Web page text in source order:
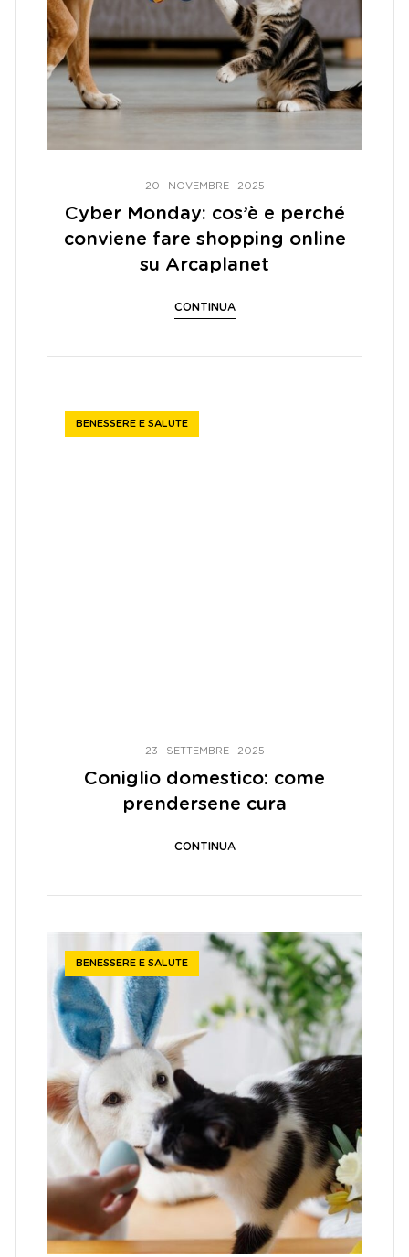
20 · NOVEMBRE · 2025
Cyber Monday: cos’è e perché
conviene fare shopping online
su Arcaplanet
CONTINUA
BENESSERE E SALUTE
23 · SETTEMBRE · 2025
Coniglio domestico: come
prendersene cura
CONTINUA
BENESSERE E SALUTE